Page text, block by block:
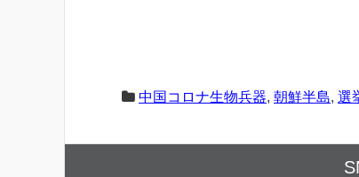
中国コロナ生物兵器, 朝鮮半島, 選